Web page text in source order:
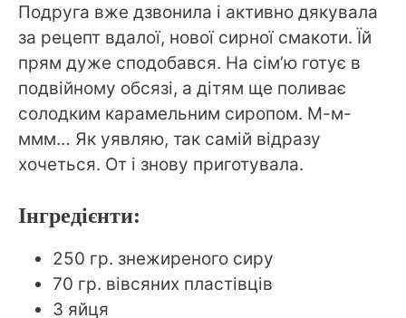
Подруга вже дзвонила і активно дякувала
за рецепт вдалої, нової сирної смакоти. Їй
прям дуже сподобався. На сім’ю готує в
подвійному обсязі, а дітям ще поливає
солодким карамельним сиропом. М-м-
ммм… Як уявляю, так самій відразу
хочеться. От і знову приготувала.
Інгредієнти:
250 гр. знежиреного сиру
70 гр. вівсяних пластівців
3 яйця